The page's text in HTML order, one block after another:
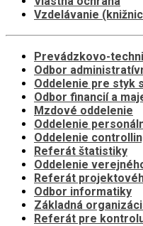
Vzdelávanie
Prevádzkovo-
Odbor
Oddelenie pre styk
Odbor financií a
Mzdové oddelenie
Oddelenie
Oddelenie
Referát štatistiky
Oddelenie
Referát
Odbor informatiky
Základná
Referát pre